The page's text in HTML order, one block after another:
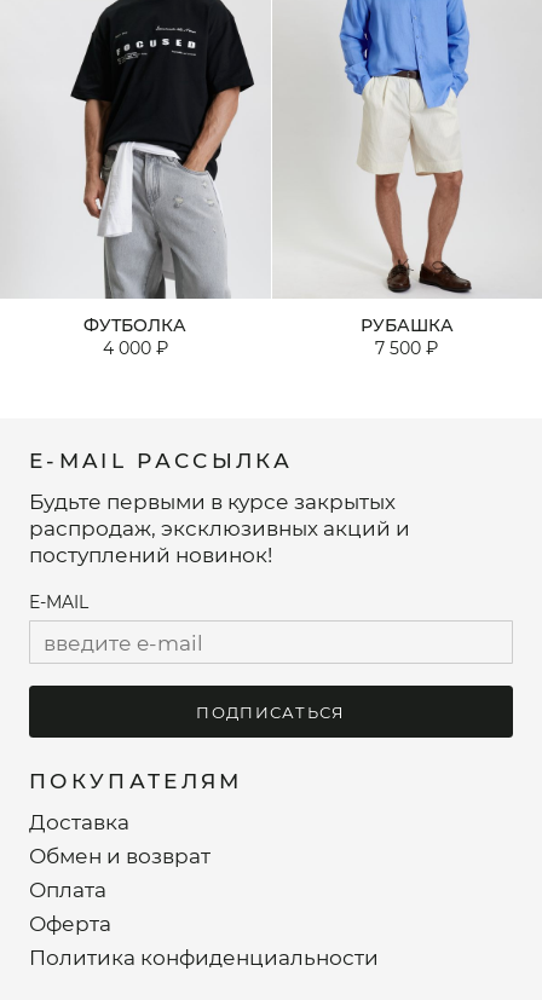
ФУТБОЛКА
4 000 ₽
РУБАШКА
7 500 ₽
ПОКУПАТЕЛЯМ
Доставка
Обмен и возврат
Оплата
Оферта
Политика конфиденциальности
E-MAIL РАССЫЛКА
Будьте первыми в курсе закрытых
распродаж, эксклюзивных акций и
поступлений новинок!
E-MAIL
ПОДПИСАТЬСЯ